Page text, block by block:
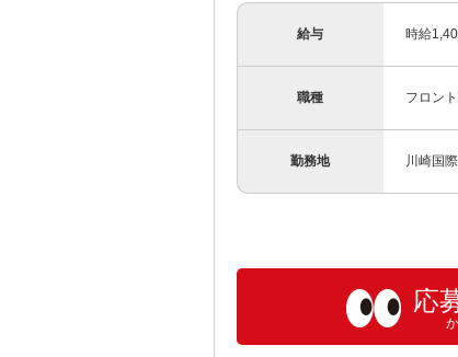
給与 時給
職種 フロン
勤務地 川崎国
応